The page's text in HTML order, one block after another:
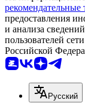
рекомендательные
предоставления
и анализа
пользователей
Российской
Русский